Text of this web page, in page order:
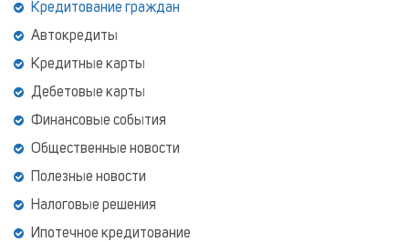
Кредитование граждан
Автокредиты
Кредитные карты
Дебетовые карты
Финансовые события
Общественные новости
Полезные новости
Налоговые решения
Ипотечное кредитование